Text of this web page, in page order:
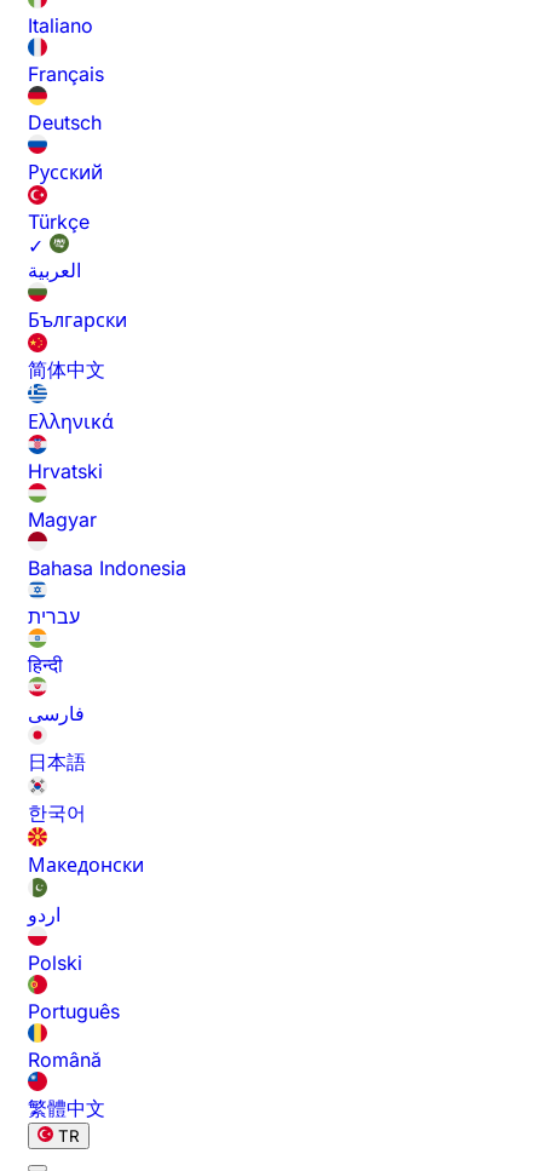
Italiano
Français
Deutsch
Русский
Türkçe
✓
العربية
Български
简体中文
Ελληνικά
Hrvatski
Magyar
Bahasa Indonesia
עברית
हिन्दी
فارسی
日本語
한국어
Македонски
اردو
Polski
Português
Română
繁體中文
TR